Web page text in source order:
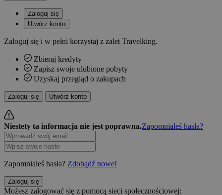
Zaloguj się
Utwórz konto
Zaloguj się i w pełni korzystaj z zalet Travelking.
Zbieraj kredyty
Zapisz swoje ulubione pobyty
Uzyskaj przegląd o zakupach
Zaloguj się Utwórz konto
Niestety ta informacja nie jest poprawna.Zapomniałeś hasła?
Zapomniałeś hasła? Zdobądź nowe!
Zaloguj się
Możesz zalogować się z pomocą sieci społecznościowej: